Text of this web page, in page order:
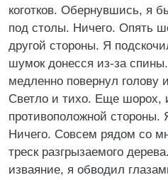
коготков. Обернувшись, я
под столы. Ничего. Опять
другой стороны. Я
шумок донесся из-за
медленно повернул голову
Светло и тихо. Еще шорох,
противоположной стороны.
Ничего. Совсем рядом со
треск разгрызаемого
изваяние, я обводил